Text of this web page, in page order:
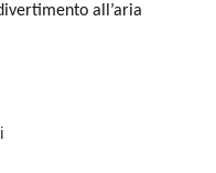
all’aria